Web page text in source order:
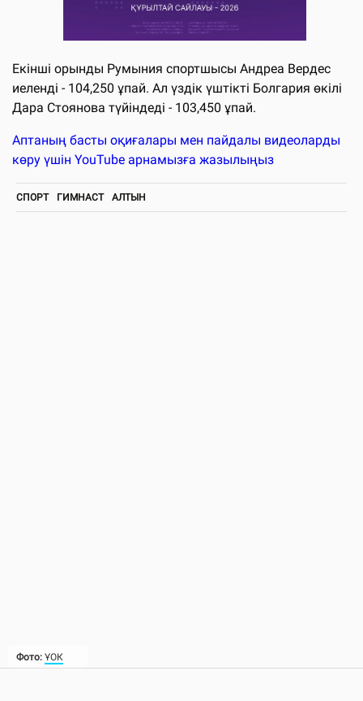
Фото: ҰОК
Екінші орынды Румыния спортшысы Андреа Вердес
иеленді - 104,250 ұпай. Ал үздік үштікті Болгария өкілі
Дара Стоянова түйіндеді - 103,450 ұпай.
Аптаның басты оқиғалары мен пайдалы видеоларды
көру үшін YouTube арнамызға жазылыңыз
СПОРТ ГИМНАСТ АЛТЫН